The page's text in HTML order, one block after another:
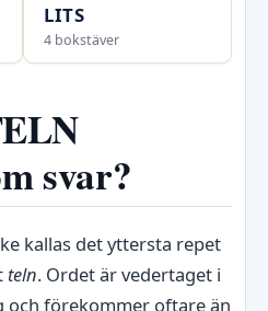
LITS
4 bokstäver
svar?
kallas det yttersta repet
teln. Ordet är vedertaget i
och förekommer oftare än